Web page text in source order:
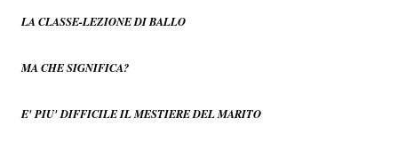
LA CLASSE-LEZIONE DI BALLO
MA CHE SIGNIFICA?
E' PIU' DIFFICILE IL MESTIERE DEL MARITO